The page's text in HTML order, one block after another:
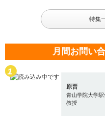
特集
月間お問い
原晋
青山学院大学
教授